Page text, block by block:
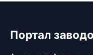
Портал